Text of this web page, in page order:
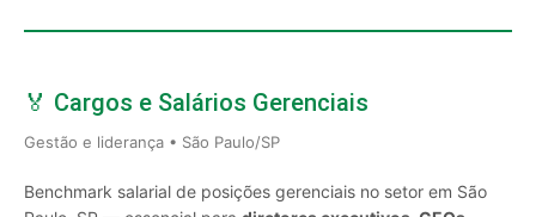
🏅 Cargos e Salários Gerenciais
Gestão e liderança • São Paulo/SP
Benchmark salarial de posições gerenciais no setor em São